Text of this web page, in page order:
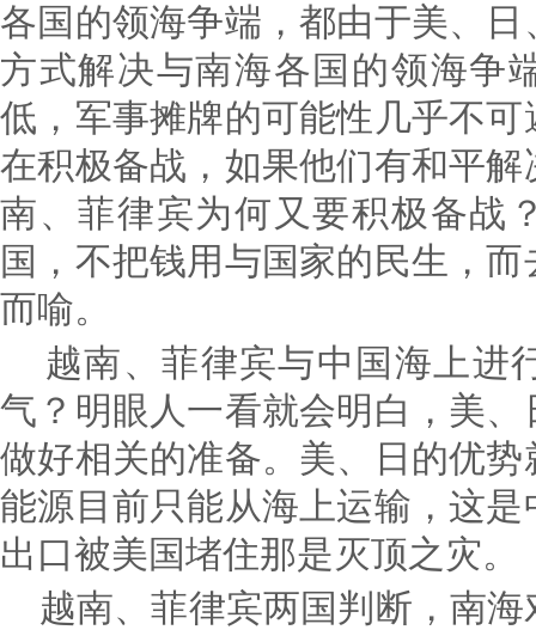
各国的领海争端，都由于美、
方式解决与南海各国的领海争
低，军事摊牌的可能性几乎不
在积极备战，如果他们有和平
南、菲律宾为何又要积极备战
国，不把钱用与国家的民生，
而喻。
越南、菲律宾与中国海上进
气？明眼人一看就会明白，美
做好相关的准备。美、日的优
能源目前只能从海上运输，这
出口被美国堵住那是灭顶之灾。
越南、菲律宾两国判断，南海